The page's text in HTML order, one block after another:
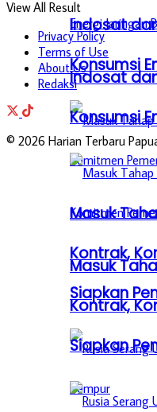
Indosat
Konsumsi
Masuk
Kontrak,
Siapkan
Indosat
Konsumsi
Masuk
Kontrak,
Siapkan
View All Result
Privacy Policy
Terms of Use
About Us
Redaksi
© 2026 Harian Terbaru